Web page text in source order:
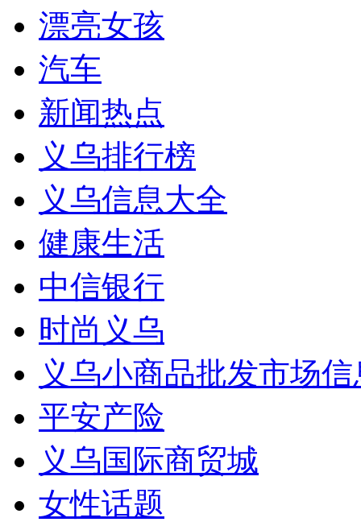
漂亮女孩
汽车
新闻热点
义乌排行榜
义乌信息大全
健康生活
中信银行
时尚义乌
义乌小商品批发市场
平安产险
义乌国际商贸城
女性话题